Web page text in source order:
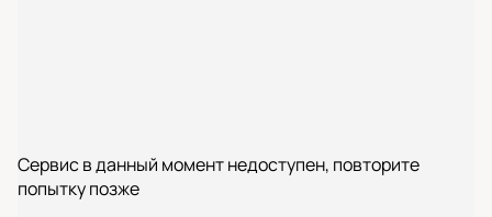
Сервис в данный момент недоступен, повторите
попытку позже